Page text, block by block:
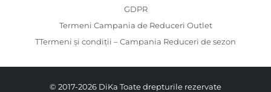
GDPR
Termeni Campania de Reduceri Outlet
TTermeni și condiții – Campania Reduceri de sezon
© 2017-2026 DiKa Toate drepturile rezervate